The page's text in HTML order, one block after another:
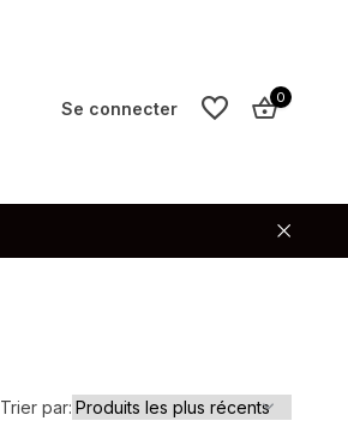
Se connecter
0
Trier par: